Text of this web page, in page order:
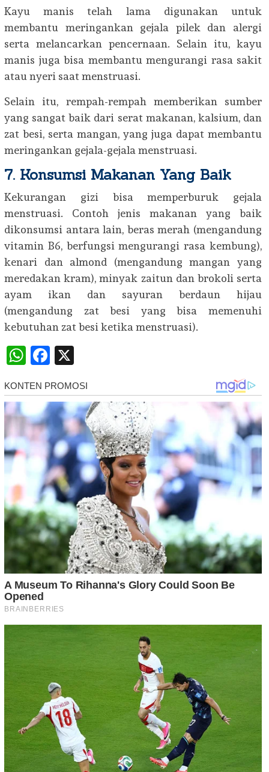
Kayu manis telah lama digunakan untuk
membantu meringankan gejala pilek dan alergi
serta melancarkan pencernaan. Selain itu, kayu
manis juga bisa membantu mengurangi rasa sakit
atau nyeri saat menstruasi.
Selain itu, rempah-rempah memberikan sumber
yang sangat baik dari serat makanan, kalsium, dan
zat besi, serta mangan, yang juga dapat membantu
meringankan gejala-gejala menstruasi.
7. Konsumsi Makanan Yang Baik
Kekurangan gizi bisa memperburuk gejala
menstruasi. Contoh jenis makanan yang baik
dikonsumsi antara lain, beras merah (mengandung
vitamin B6, berfungsi mengurangi rasa kembung),
kenari dan almond (mengandung mangan yang
meredakan kram), minyak zaitun dan brokoli serta
ayam ikan dan sayuran berdaun hijau
(mengandung zat besi yang bisa memenuhi
kebutuhan zat besi ketika menstruasi).
WhatsApp
Facebook